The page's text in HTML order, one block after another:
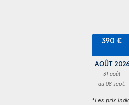
390 €
AOÛT
31 août
au 08 sept.
*Les prix